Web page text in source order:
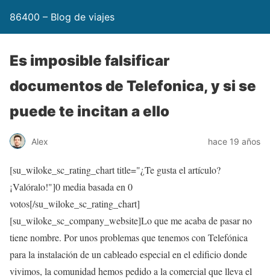
86400 – Blog de viajes
Es imposible falsificar
documentos de Telefonica, y si se
puede te incitan a ello
Alex hace 19 años
[su_wiloke_sc_rating_chart title="¿Te gusta el artículo?
¡Valóralo!"]0media basada en 0
votos[/su_wiloke_sc_rating_chart]
[su_wiloke_sc_company_website]Lo que me acaba de pasar no
tiene nombre. Por unos problemas que tenemos con Telefónica
para la instalación de un cableado especial en el edificio donde
vivimos, la comunidad hemos pedido a la comercial que lleva el